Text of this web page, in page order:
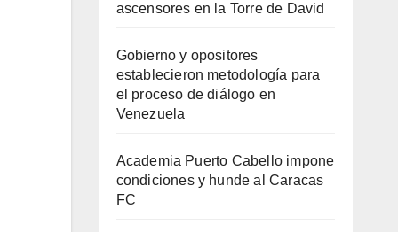
ascensores en la Torre de David
Gobierno y opositores
establecieron metodología para
el proceso de diálogo en
Venezuela
Academia Puerto Cabello impone
condiciones y hunde al Caracas
FC